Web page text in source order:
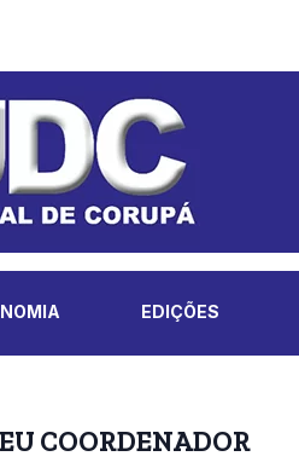
EDIÇÕES
COORDENADOR